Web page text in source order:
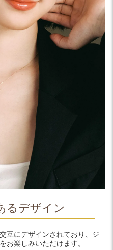
るデザイン
互にデザインされており、ジ
お楽しみいただけます。